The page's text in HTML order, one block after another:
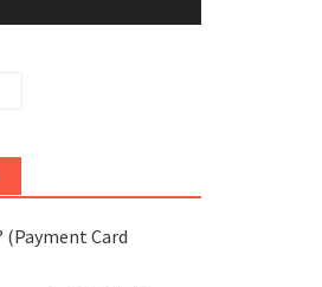
(Payment Card